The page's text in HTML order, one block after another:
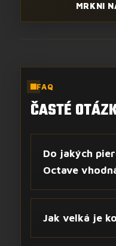
MRKNI
FAQ
ČASTÉ
Do jakých
Octave
Jak velká je